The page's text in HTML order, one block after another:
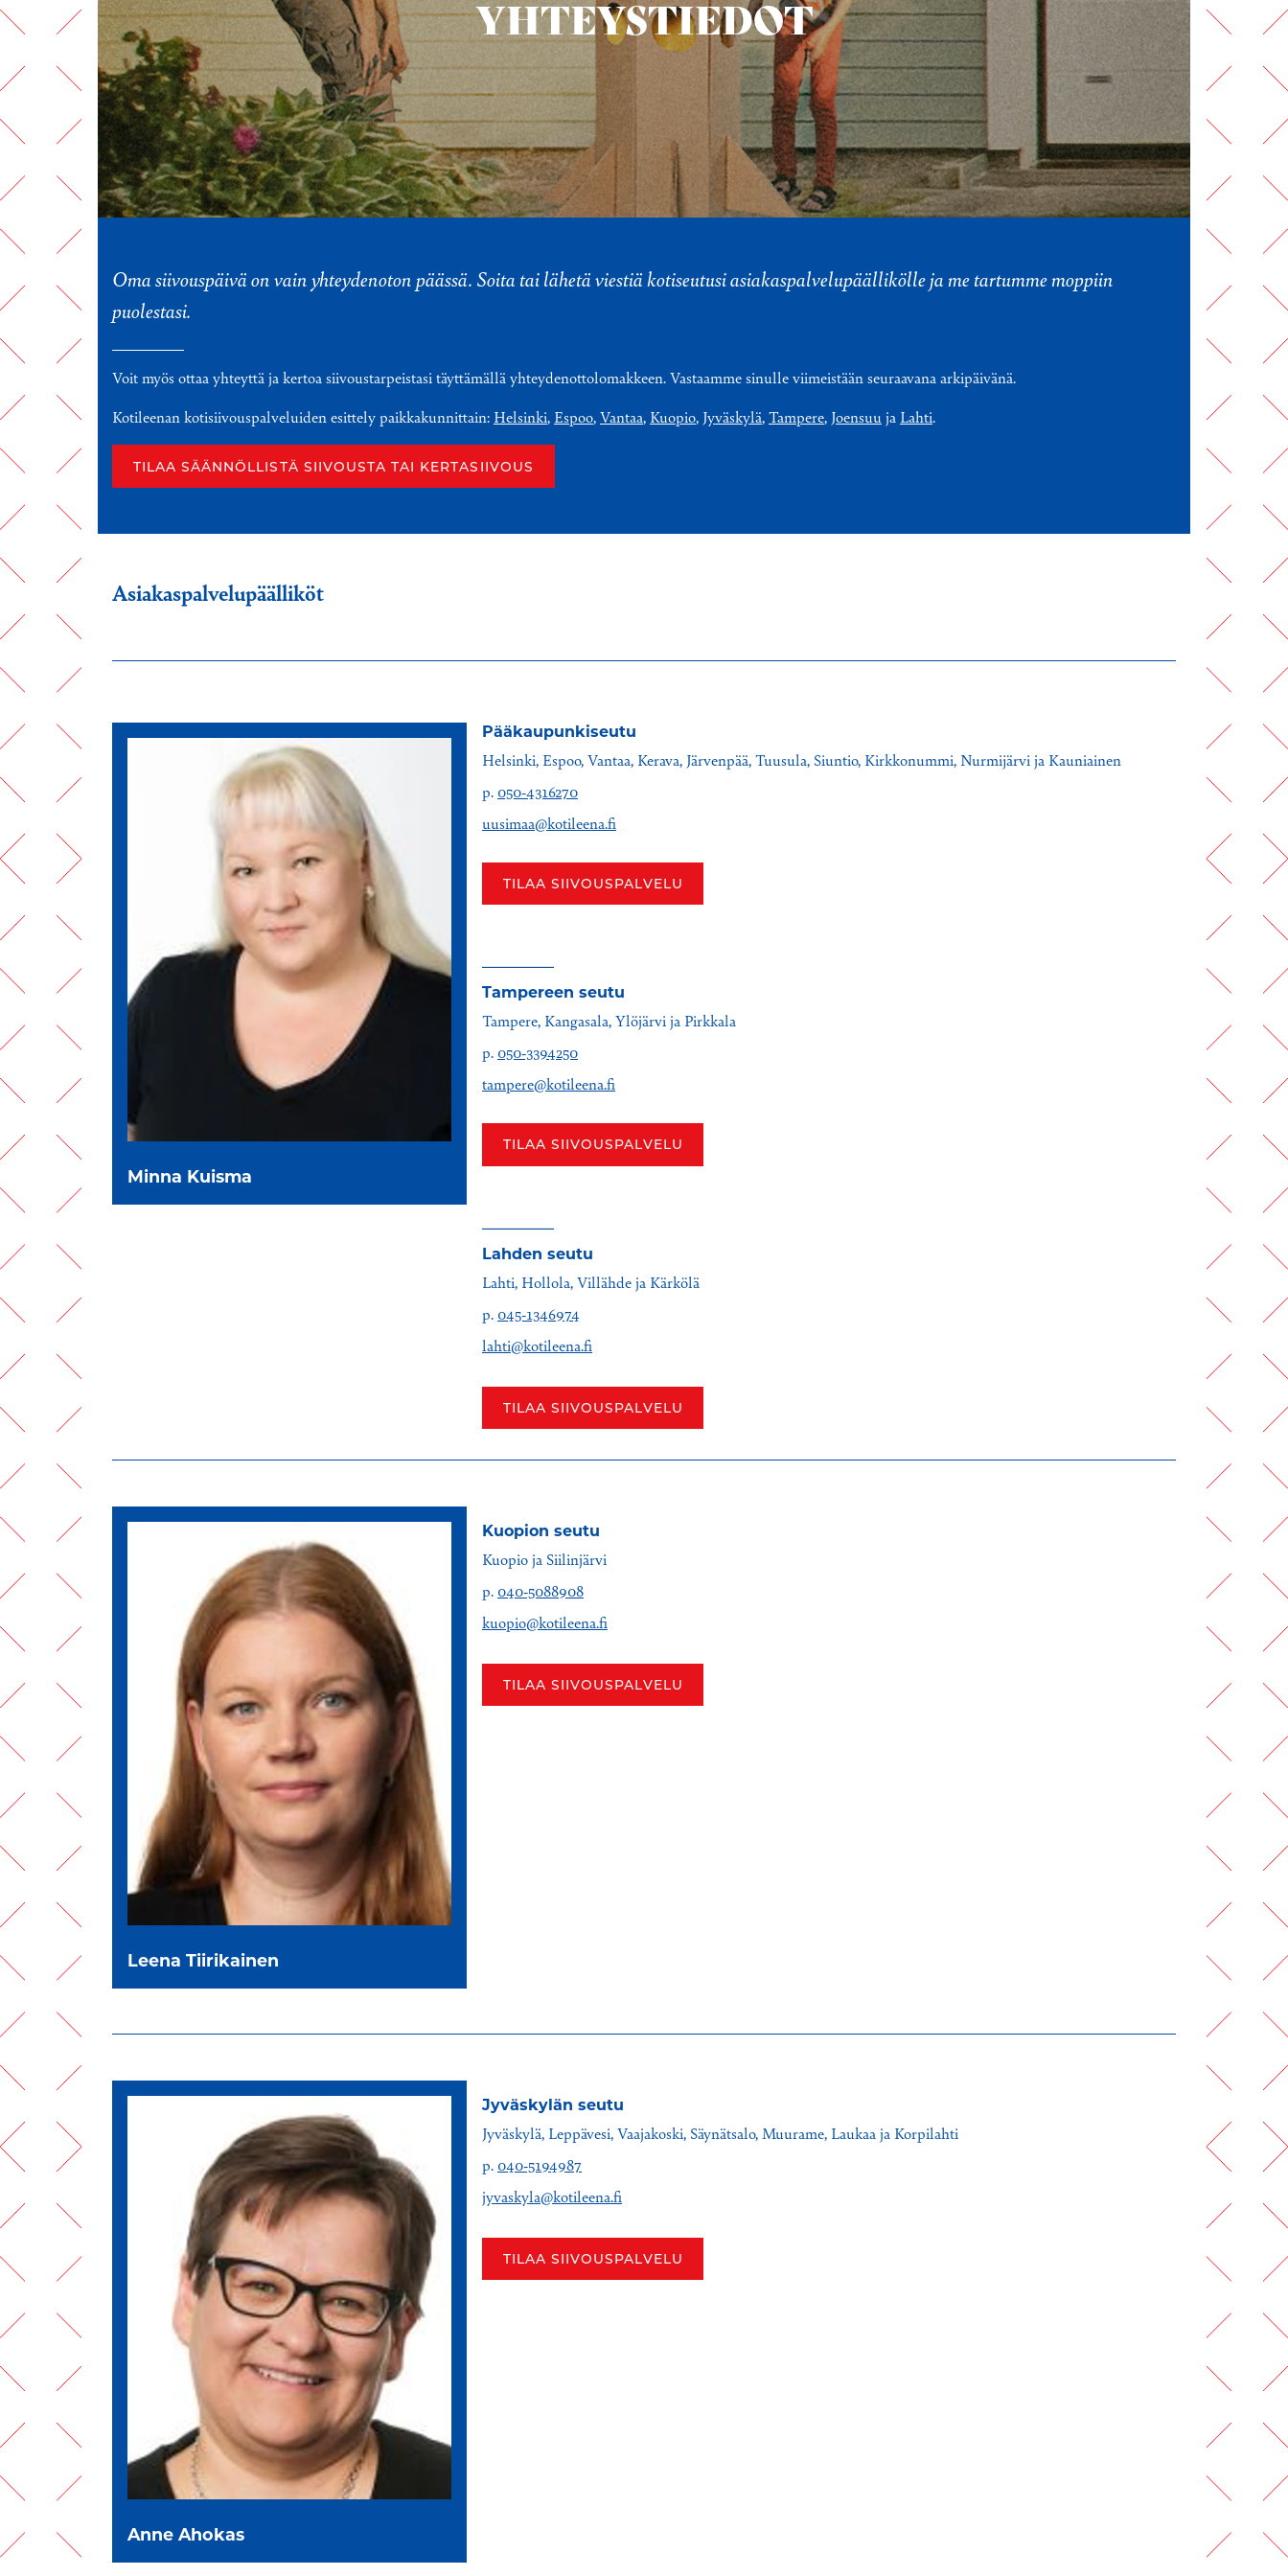
YHTEYSTIEDOT
Oma siivouspäivä on vain yhteydenoton päässä. Soita tai lähetä viestiä kotiseutusi asiakaspalvelupäällikölle ja me tartumme moppiin
puolestasi.
Voit myös ottaa yhteyttä ja kertoa siivoustarpeistasi täyttämällä yhteydenottolomakkeen. Vastaamme sinulle viimeistään seuraavana arkipäivänä.
Kotileenan kotisiivouspalveluiden esittely paikkakunnittain: Helsinki, Espoo, Vantaa, Kuopio, Jyväskylä, Tampere, Joensuu ja Lahti.
TILAA SÄÄNNÖLLISTÄ SIIVOUSTA TAI KERTASIIVOUS
Asiakaspalvelupäälliköt
Minna Kuisma
Pääkaupunkiseutu
Helsinki, Espoo, Vantaa, Kerava, Järvenpää, Tuusula, Siuntio, Kirkkonummi, Nurmijärvi ja Kauniainen
p. 050-4316270
uusimaa@kotileena.fi
TILAA SIIVOUSPALVELU
Tampereen seutu
Tampere, Kangasala, Ylöjärvi ja Pirkkala
p. 050-3394250
tampere@kotileena.fi
TILAA SIIVOUSPALVELU
Lahden seutu
Lahti, Hollola, Villähde ja Kärkölä
p. 045-1346974
lahti@kotileena.fi
TILAA SIIVOUSPALVELU
Leena Tiirikainen
Kuopion seutu
Kuopio ja Siilinjärvi
p. 040-5088908
kuopio@kotileena.fi
TILAA SIIVOUSPALVELU
Anne Ahokas
Jyväskylän seutu
Jyväskylä, Leppävesi, Vaajakoski, Säynätsalo, Muurame, Laukaa ja Korpilahti
p. 040-5194987
jyvaskyla@kotileena.fi
TILAA SIIVOUSPALVELU